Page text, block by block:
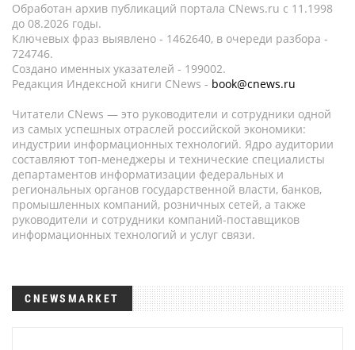
Обработан архив публикаций портала CNews.ru c 11.1998
до 08.2026 годы.
Ключевых фраз выявлено - 1462640, в очереди разбора -
724746.
Создано именных указателей - 199002.
Редакция Индексной книги CNews - book@cnews.ru
Читатели CNews — это руководители и сотрудники одной
из самых успешных отраслей российской экономики:
индустрии информационных технологий. Ядро аудитории
составляют топ-менеджеры и технические специалисты
департаментов информатизации федеральных и
региональных органов государственной власти, банков,
промышленных компаний, розничных сетей, а также
руководители и сотрудники компаний-поставщиков
информационных технологий и услуг связи.
CNEWSMARKET